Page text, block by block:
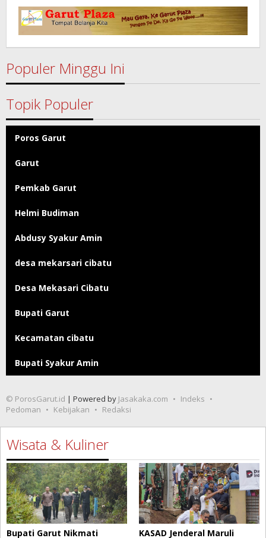
Populer Minggu Ini
Topik Populer
Poros Garut
Garut
Pemkab Garut
Helmi Budiman
Abdusy Syakur Amin
desa mekarsari cibatu
Desa Mekasari Cibatu
Bupati Garut
Kecamatan cibatu
Bupati Syakur Amin
© PorosGarut.id | Powered by Jasakaka.com
Indeks
Pedoman
Kebijakan Redaksi
Wisata & Kuliner
Bupati Garut Nikmati KASAD Jenderal Maruli